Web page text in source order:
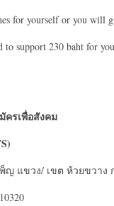
for yourself or you will
to support 230 baht for
เพื่อสังคม
แขวง/ เขต ห้วยขวาง